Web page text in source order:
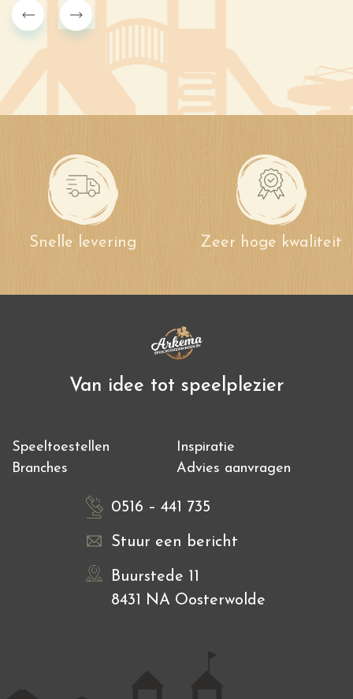
Snelle levering Zeer hoge kwaliteit
Van idee tot speelplezier
Speeltoestellen
Inspiratie
Branches
Advies aanvragen
0516 – 441 735
Stuur een bericht
Buurstede 11
8431 NA Oosterwolde